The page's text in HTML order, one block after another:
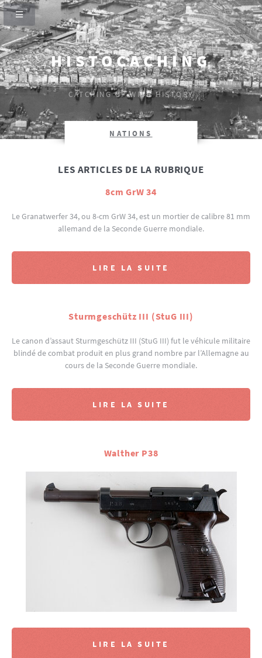
HISTOCACHING
SI CEUX-CI SE TAISENT, LES PIERRES CRIERONT.
CATCHING UP WITH HISTORY
NATIONS
LES ARTICLES DE LA RUBRIQUE
8cm GrW 34
Le Granatwerfer 34, ou 8-cm GrW 34, est un mortier de calibre 81 mm
allemand de la Seconde Guerre mondiale.
LIRE LA SUITE
Sturmgeschütz III (StuG III)
Le canon d’assaut Sturmgeschütz III (StuG III) fut le véhicule militaire
blindé de combat produit en plus grand nombre par l’Allemagne au
cours de la Seconde Guerre mondiale.
LIRE LA SUITE
Walther P38
LIRE LA SUITE